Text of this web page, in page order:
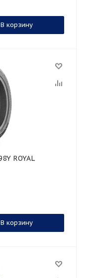
В корзину
В корзину